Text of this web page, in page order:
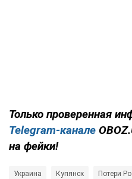
Только проверенная
Telegram-канале
на фейки!
Украина Купянск Потери